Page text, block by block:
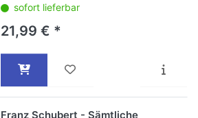
sofort lieferbar
21,99 € *
Franz Schubert - Sämtliche